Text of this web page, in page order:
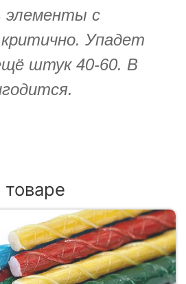
элементы с
Упадет
штук 40-60. В